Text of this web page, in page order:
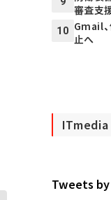
審査支
10 Gmail
止へ
ITmedia
Tweets